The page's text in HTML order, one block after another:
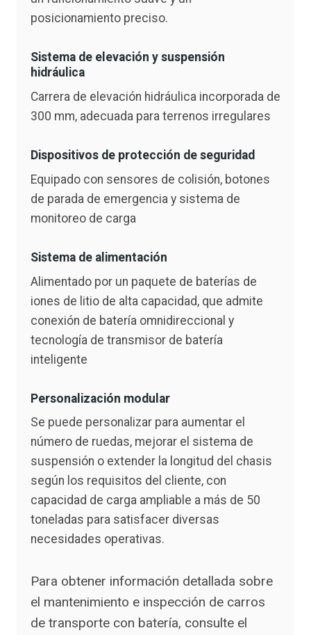
posicionamiento preciso.
Sistema de elevación y suspensión
hidráulica
Carrera de elevación hidráulica incorporada de
300 mm, adecuada para terrenos irregulares
Dispositivos de protección de seguridad
Equipado con sensores de colisión, botones
de parada de emergencia y sistema de
monitoreo de carga
Sistema de alimentación
Alimentado por un paquete de baterías de
iones de litio de alta capacidad, que admite
conexión de batería omnidireccional y
tecnología de transmisor de batería
inteligente
Personalización modular
Se puede personalizar para aumentar el
número de ruedas, mejorar el sistema de
suspensión o extender la longitud del chasis
según los requisitos del cliente, con
capacidad de carga ampliable a más de 50
toneladas para satisfacer diversas
necesidades operativas.
Para obtener información detallada sobre
el mantenimiento e inspección de carros
de transporte con batería, consulte el